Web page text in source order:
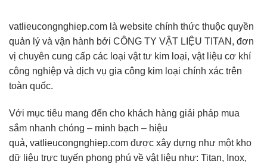
vatlieucongnghiep.com là website chính thức thuộc quyền
quản lý và vận hành bởi CÔNG TY VẬT LIỆU TITAN , đơn
vị chuyên cung cấp các loại vật tư kim loại, vật liệu cơ khí
công nghiệp và dịch vụ gia công kim loại chính xác trên
toàn quốc.
Với mục tiêu mang đến cho khách hàng giải pháp mua
sắm nhanh chóng – minh bạch – hiệu
quả, vatlieucongnghiep.com được xây dựng như một kho
dữ liệu trực tuyến phong phú về vật liệu như: Titan, Inox,